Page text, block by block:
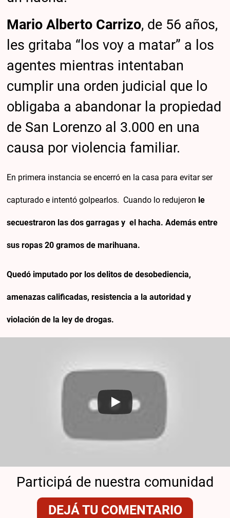
Mario Alberto Carrizo, de 56 años,
les gritaba “los voy a matar” a los
agentes mientras intentaban
cumplir una orden judicial que lo
obligaba a abandonar la propiedad
de San Lorenzo al 3.000 en una
causa por violencia familiar.
En primera instancia se encerró en la casa para evitar ser
capturado e intentó golpearlos. Cuando lo redujeron le
secuestraron las dos garragas y el hacha. Además entre
sus ropas 20 gramos de marihuana.
Quedó imputado por los delitos de desobediencia,
amenazas calificadas, resistencia a la autoridad y
violación de la ley de drogas.
Participá de nuestra comunidad
DEJÁ TU COMENTARIO